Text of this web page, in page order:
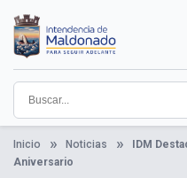
contenido
principal
Institucional
Municipios
Descubre Maldonado
Comunicación
Servicios
Guía De Trámites
Ver Noticias
Inicio Noticias
IDM
Aniversario